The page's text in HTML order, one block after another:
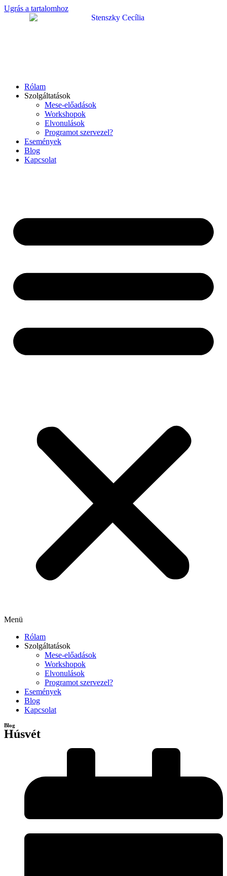
Ugrás a tartalomhoz
Rólam
Szolgáltatások
Mese-előadások
Workshopok
Elvonulások
Programot szervezel?
Események
Blog
Kapcsolat
Menü
Rólam
Szolgáltatások
Mese-előadások
Workshopok
Elvonulások
Programot szervezel?
Események
Blog
Kapcsolat
Blog
Húsvét